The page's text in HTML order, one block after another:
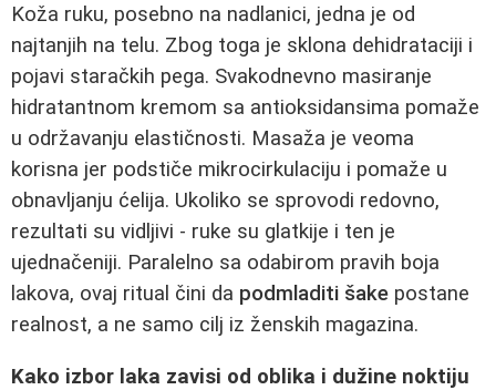
Koža ruku, posebno na nadlanici, jedna je od
najtanjih na telu. Zbog toga je sklona dehidrataciji i
pojavi staračkih pega. Svakodnevno masiranje
hidratantnom kremom sa antioksidansima pomaže
u održavanju elastičnosti. Masaža je veoma
korisna jer podstiče mikrocirkulaciju i pomaže u
obnavljanju ćelija. Ukoliko se sprovodi redovno,
rezultati su vidljivi - ruke su glatkije i ten je
ujednačeniji. Paralelno sa odabirom pravih boja
lakova, ovaj ritual čini da podmladiti šake postane
realnost, a ne samo cilj iz ženskih magazina.
Kako izbor laka zavisi od oblika i dužine noktiju